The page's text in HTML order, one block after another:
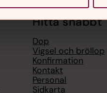
Hitta snabbt
Dop
Vigsel och bröllop
Konfirmation
Kontakt
Personal
Sidkarta